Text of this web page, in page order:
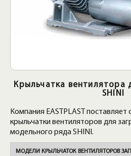
МОДЕЛИ КРЫЛЬЧАТОК ВЕНТИЛЯТОРОВ
Крыльчатка вентилятора
SHINI
Компания EASTPLAST поставляет
крыльчатки вентиляторов для
модельного ряда SHINI.